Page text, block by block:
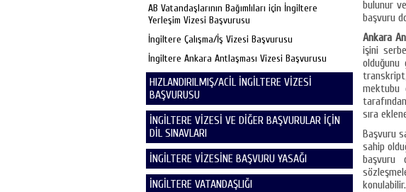
AB Vatandaşlarının Bağımlıları için İngiltere
Yerleşim Vizesi Başvurusu
İngiltere Çalışma/İş Vizesi Başvurusu
İngiltere Ankara Antlaşması Vizesi Başvurusu
HIZLANDIRILMIŞ/ACİL İNGİLTERE VİZESİ
BAŞVURUSU
İNGİLTERE VİZESİ VE DİĞER BAŞVURULAR İÇİN
DİL SINAVLARI
İNGİLTERE VİZESİNE BAŞVURU YASAĞI
İNGİLTERE VATANDAŞLIĞI
bulunur
başvuru
Ankara
işini
olduğunu
mektubu
sıra
Başvuru
sahip
başvuru